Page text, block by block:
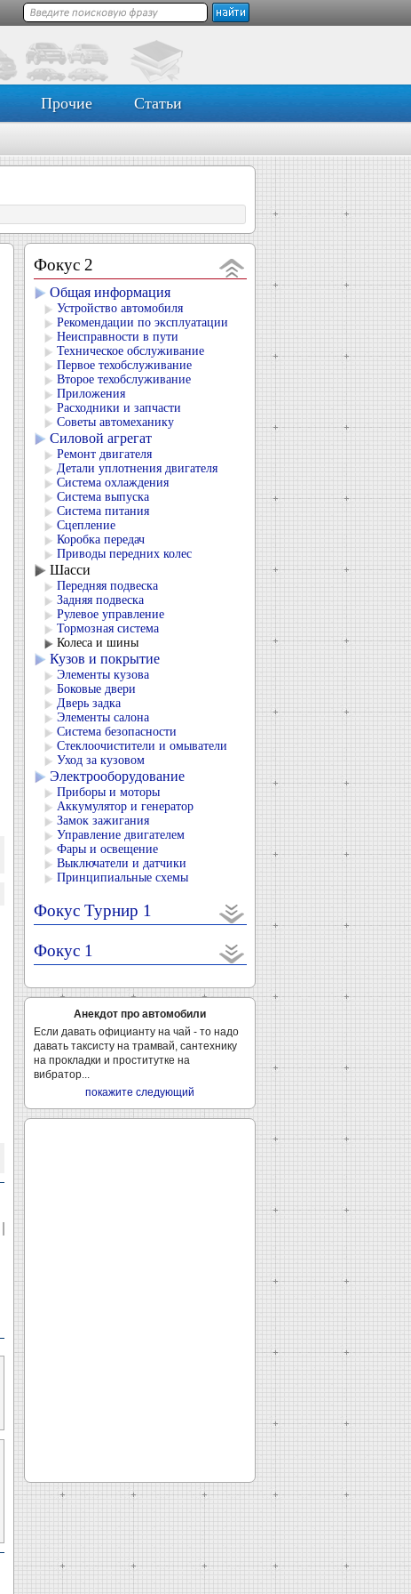
Прочие Статьи
Фокус 2
Общая информация
Устройство автомобиля
Рекомендации по эксплуатации
Неисправности в пути
Техническое обслуживание
Первое техобслуживание
Второе техобслуживание
Приложения
Расходники и запчасти
Советы автомеханику
Силовой агрегат
Ремонт двигателя
Детали уплотнения двигателя
Система охлаждения
Система выпуска
Система питания
Сцепление
Коробка передач
Приводы передних колес
Шасси
Передняя подвеска
Задняя подвеска
Рулевое управление
Тормозная система
Колеса и шины
Кузов и покрытие
Элементы кузова
Боковые двери
Дверь задка
Элементы салона
Система безопасности
Стеклоочистители и омыватели
Уход за кузовом
Электрооборудование
Приборы и моторы
Аккумулятор и генератор
Замок зажигания
Управление двигателем
Фары и освещение
Выключатели и датчики
Принципиальные схемы
Фокус Турнир 1
Фокус 1
Анекдот про автомобили
Если давать официанту на чай - то надо
давать таксисту на трамвай, сантехнику
на прокладки и проститутке на
вибратор...
покажите следующий